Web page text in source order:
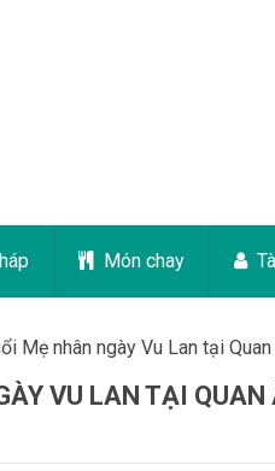
Món chay
Mẹ nhân ngày Vu Lan tại
VU LAN TẠI QUAN